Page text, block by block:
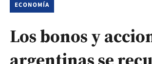
ECONOMÍA
Los bonos y